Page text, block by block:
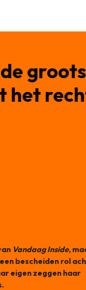
de
het
Vandaag Inside,
bescheiden rol
eigen zeggen haar